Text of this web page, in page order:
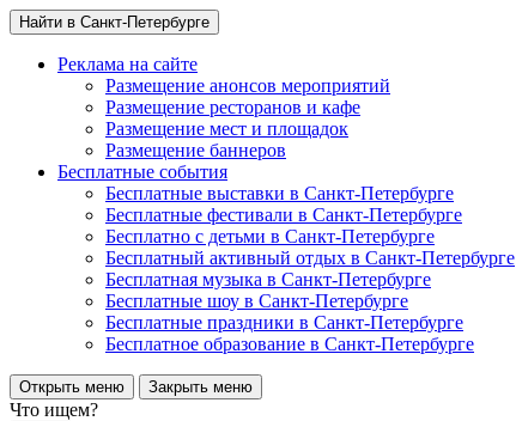
Найти в Санкт-Петербурге
Реклама на сайте
Размещение анонсов мероприятий
Размещение ресторанов и кафе
Размещение мест и площадок
Размещение баннеров
Бесплатные события
Бесплатные выставки в Санкт-Петербурге
Бесплатные фестивали в Санкт-Петербурге
Бесплатно с детьми в Санкт-Петербурге
Бесплатный активный отдых в Санкт-Петербурге
Бесплатная музыка в Санкт-Петербурге
Бесплатные шоу в Санкт-Петербурге
Бесплатные праздники в Санкт-Петербурге
Бесплатное образование в Санкт-Петербурге
Открыть меню Закрыть меню
Что ищем?